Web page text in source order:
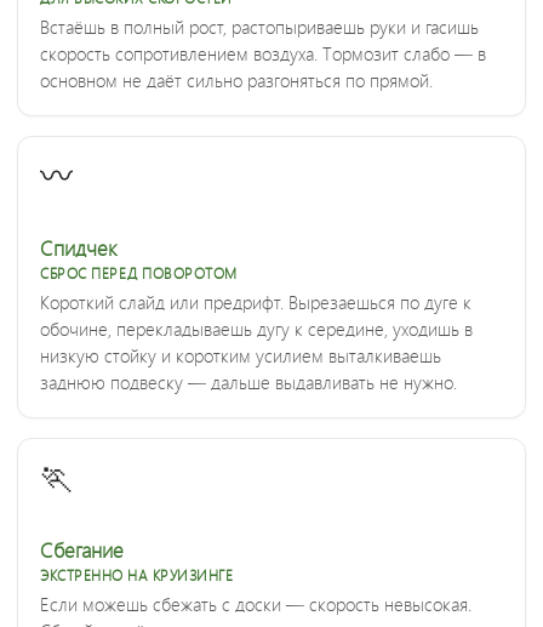
Встаёшь в полный рост, растопыриваешь руки и гасишь
скорость сопротивлением воздуха. Тормозит слабо — в
основном не даёт сильно разгоняться по прямой.
〰️
Спидчек
СБРОС ПЕРЕД ПОВОРОТОМ
Короткий слайд или предрифт. Вырезаешься по дуге к
обочине, перекладываешь дугу к середине, уходишь в
низкую стойку и коротким усилием выталкиваешь
заднюю подвеску — дальше выдавливать не нужно.
🏃
Сбегание
ЭКСТРЕННО НА КРУИЗИНГЕ
Если можешь сбежать с доски — скорость невысокая.